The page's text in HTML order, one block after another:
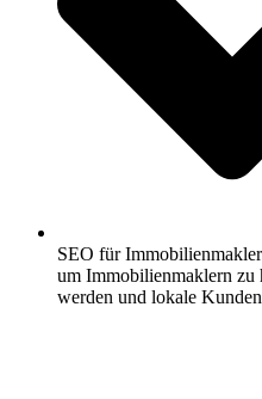
SEO für
um Immobilienmaklern zu
werden und lokale